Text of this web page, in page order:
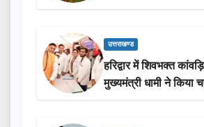
ने किया लोकार्पण-
उत्तराखण्ड
हरिद्वार में शिवभक्त
मुख्यमंत्री धामी ने किया